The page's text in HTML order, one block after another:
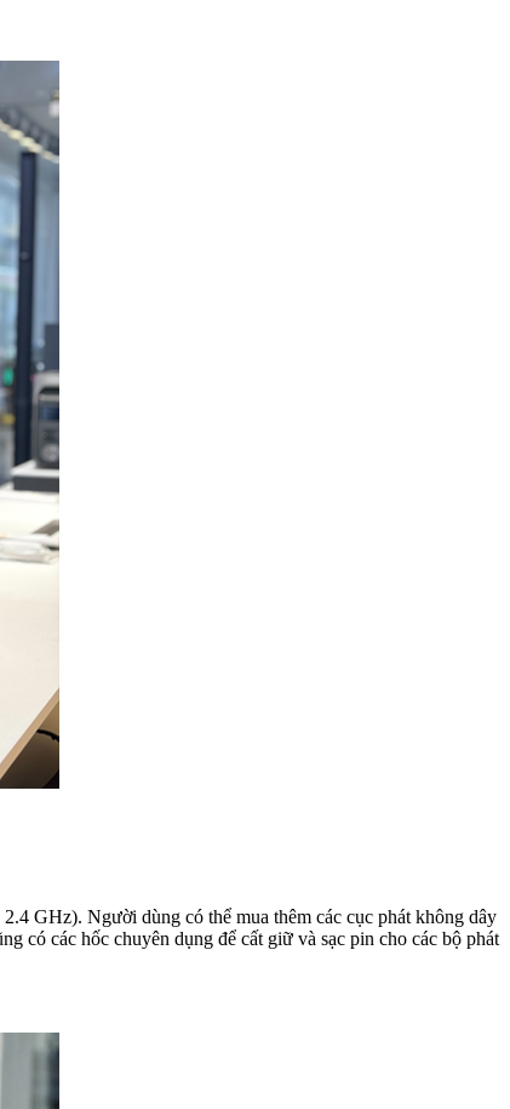
GHz). Người dùng có thể mua thêm các cục phát không dây
có các hốc chuyên dụng để cất giữ và sạc pin cho các bộ phát